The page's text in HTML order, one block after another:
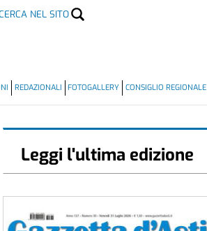
NEL SITO
REDAZIONALI FOTOGALLERY CONSIGLIO REGIONALE
Leggi l'ultima edizione